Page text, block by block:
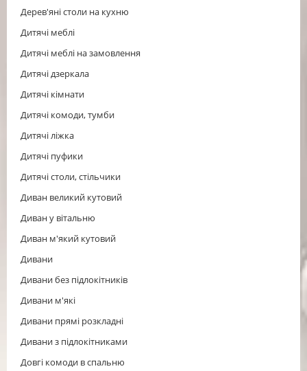
Дерев'яні столи на кухню
Дитячі меблі
Дитячі меблі на замовлення
Дитячі дзеркала
Дитячі кімнати
Дитячі комоди, тумби
Дитячі ліжка
Дитячі пуфики
Дитячі столи, стільчики
Диван великий кутовий
Диван у вітальню
Диван м'який кутовий
Дивани
Дивани без підлокітників
Дивани м'які
Дивани прямі розкладні
Дивани з підлокітниками
Довгі комоди в спальню